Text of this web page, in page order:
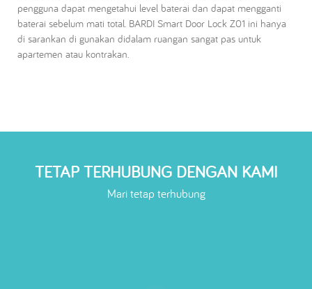
pengguna dapat mengetahui level baterai dan dapat mengganti
baterai sebelum mati total. BARDI Smart Door Lock Z01 ini hanya
di sarankan di gunakan didalam ruangan sangat pas untuk
apartemen atau kontrakan.
TETAP TERHUBUNG DENGAN KAMI
Mari tetap terhubung